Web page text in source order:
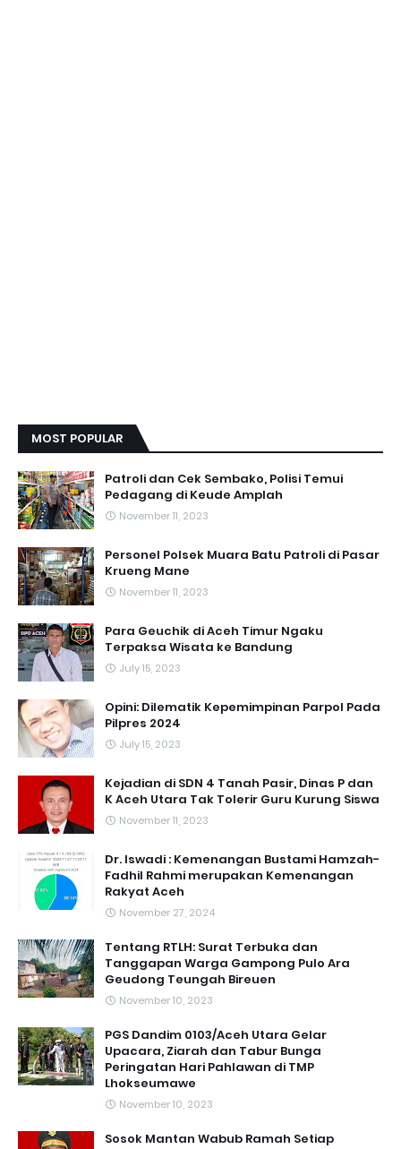
MOST POPULAR
Patroli dan Cek Sembako, Polisi Temui
Pedagang di Keude Amplah
November 11, 2023
Personel Polsek Muara Batu Patroli di Pasar
Krueng Mane
November 11, 2023
Para Geuchik di Aceh Timur Ngaku
Terpaksa Wisata ke Bandung
July 15, 2023
Opini: Dilematik Kepemimpinan Parpol Pada
Pilpres 2024
July 15, 2023
Kejadian di SDN 4 Tanah Pasir, Dinas P dan
K Aceh Utara Tak Tolerir Guru Kurung Siswa
November 11, 2023
Dr. Iswadi : Kemenangan Bustami Hamzah-
Fadhil Rahmi merupakan Kemenangan
Rakyat Aceh
November 27, 2024
Tentang RTLH: Surat Terbuka dan
Tanggapan Warga Gampong Pulo Ara
Geudong Teungah Bireuen
November 10, 2023
PGS Dandim 0103/Aceh Utara Gelar
Upacara, Ziarah dan Tabur Bunga
Peringatan Hari Pahlawan di TMP
Lhokseumawe
November 10, 2023
Sosok Mantan Wabub Ramah Setiap